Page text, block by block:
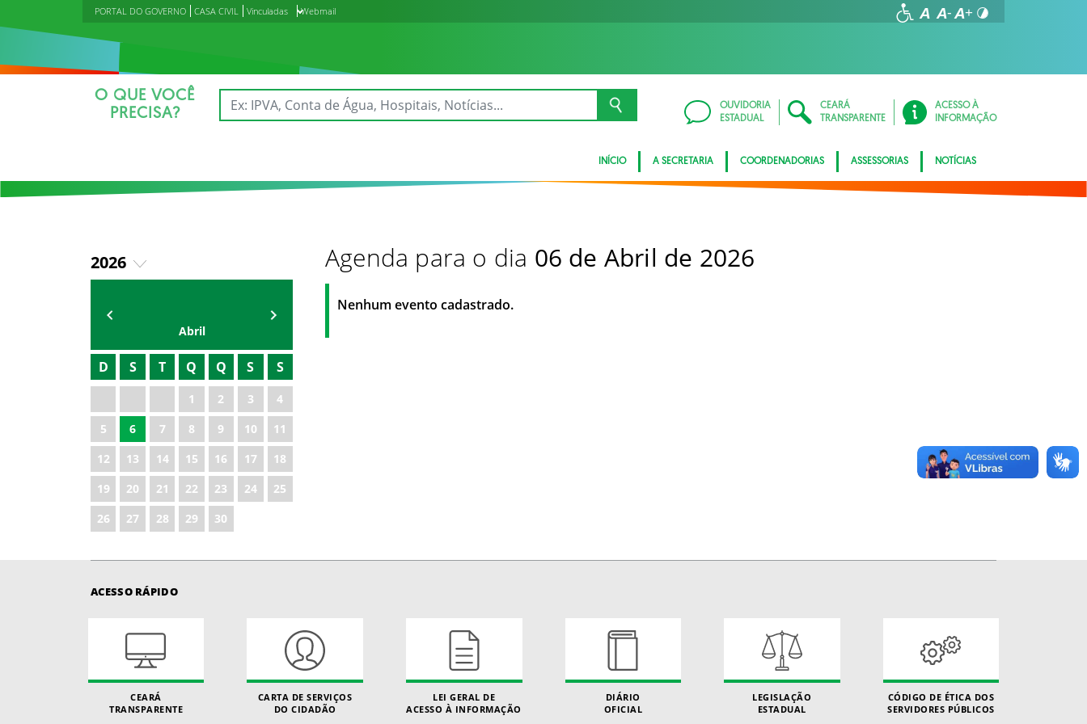
PORTAL DO GOVERNO CASA CIVIL Vinculadas Webmail
O QUE VOCÊ
PRECISA?
OUVIDORIA
ESTADUAL
CEARÁ
TRANSPARENTE
ACESSO À
INFORMAÇÃO
INÍCIO A SECRETARIA COORDENADORIAS ASSESSORIAS NOTÍCIAS
2026
2019
2020
2021
2022
2023
2024
2025
Abril
D S T Q Q S S
1 2 3
4
5
6 7 8 9 10
11
12
13 14 15 16 17
18
19
20 21 22 23 24
25
26
27 28 29 30
Agenda para o dia 06 de Abril de 2026
Nenhum evento cadastrado.
ACESSO RÁPIDO
CEARÁ
TRANSPARENTE
CARTA DE SERVIÇOS
DO CIDADÃO
LEI GERAL DE
ACESSO À INFORMAÇÃO
DIÁRIO
OFICIAL
LEGISLAÇÃO
ESTADUAL
CÓDIGO DE ÉTICA DOS
SERVIDORES PÚBLICOS